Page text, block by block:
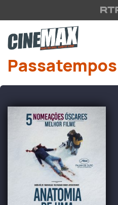
Saltar para o conteúdo principal
Passatempos